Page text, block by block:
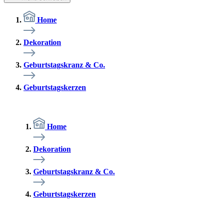
Home
Dekoration
Geburtstagskranz & Co.
Geburtstagskerzen
Home
Dekoration
Geburtstagskranz & Co.
Geburtstagskerzen